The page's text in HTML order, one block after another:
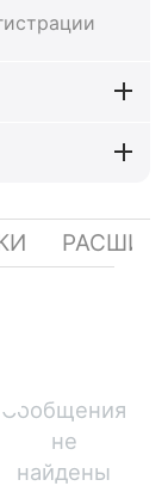
Сообщения
не
найдены